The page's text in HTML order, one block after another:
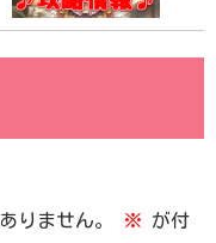
りません。 ※ が付